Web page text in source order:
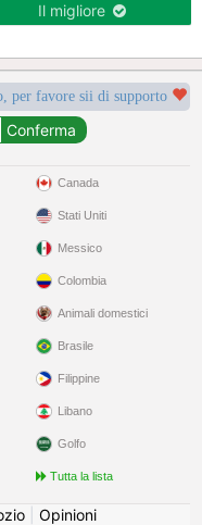
Il migliore
per favore sii di supporto
Canada
Stati Uniti
Messico
Colombia
Animali domestici
Brasile
Filippine
Libano
Golfo
Tutta la lista
| Opinioni